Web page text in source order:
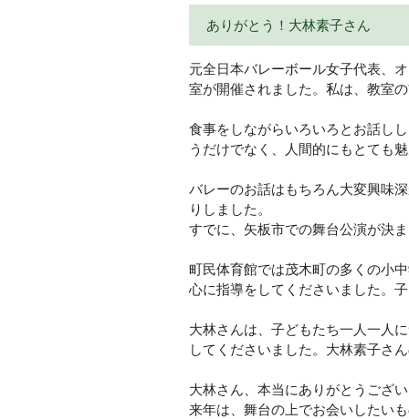
ありがとう！大林素子さん
元全日本バレーボール女子代表、
室が開催されました。私は、教室
食事をしながらいろいろとお話し
うだけでなく、人間的にもとても
バレーのお話はもちろん大変興味
りしました。
すでに、矢板市での舞台公演が決
町民体育館では茂木町の多くの小
心に指導をしてくださいました。
大林さんは、子どもたち一人一人
してくださいました。大林素子さ
大林さん、本当にありがとうござ
来年は、舞台の上でお会いしたい